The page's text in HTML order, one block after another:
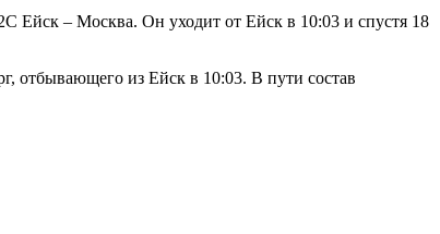
Ейск – Москва. Он уходит от Ейск в 10:03 и спустя 18
отбывающего из Ейск в 10:03. В пути состав